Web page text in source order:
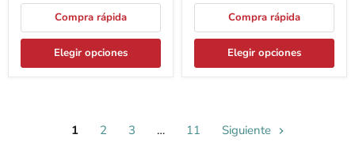
Compra rápida
Elegir opciones
Compra rápida
Elegir opciones
1 2 3 … 11 Siguiente